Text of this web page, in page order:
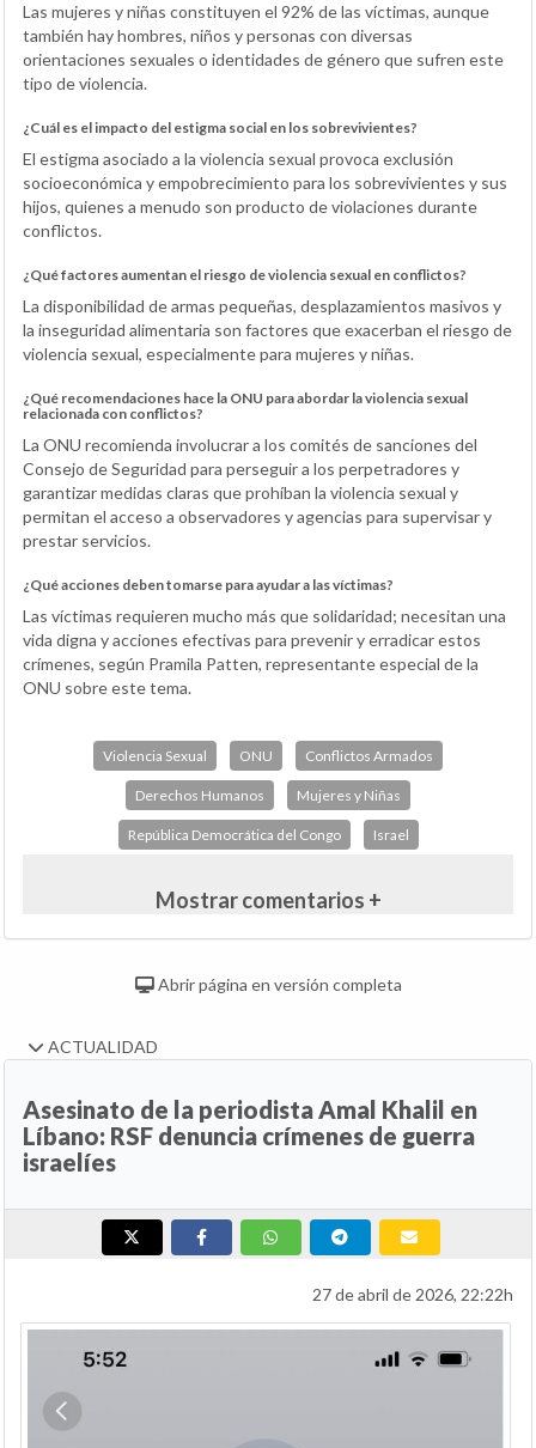
Las mujeres y niñas constituyen el 92% de las víctimas, aunque
también hay hombres, niños y personas con diversas
orientaciones sexuales o identidades de género que sufren este
tipo de violencia.
¿Cuál es el impacto del estigma social en los sobrevivientes?
El estigma asociado a la violencia sexual provoca exclusión
socioeconómica y empobrecimiento para los sobrevivientes y sus
hijos, quienes a menudo son producto de violaciones durante
conflictos.
¿Qué factores aumentan el riesgo de violencia sexual en conflictos?
La disponibilidad de armas pequeñas, desplazamientos masivos y
la inseguridad alimentaria son factores que exacerban el riesgo de
violencia sexual, especialmente para mujeres y niñas.
¿Qué recomendaciones hace la ONU para abordar la violencia sexual
relacionada con conflictos?
La ONU recomienda involucrar a los comités de sanciones del
Consejo de Seguridad para perseguir a los perpetradores y
garantizar medidas claras que prohíban la violencia sexual y
permitan el acceso a observadores y agencias para supervisar y
prestar servicios.
¿Qué acciones deben tomarse para ayudar a las víctimas?
Las víctimas requieren mucho más que solidaridad; necesitan una
vida digna y acciones efectivas para prevenir y erradicar estos
crímenes, según Pramila Patten, representante especial de la
ONU sobre este tema.
Violencia Sexual ONU Conflictos Armados
Derechos Humanos Mujeres y Niñas
República Democrática del Congo Israel
Mostrar comentarios +
Abrir página en versión completa
ACTUALIDAD
Asesinato de la periodista Amal Khalil en
Líbano: RSF denuncia crímenes de guerra
israelíes
27 de abril de 2026, 22:22h